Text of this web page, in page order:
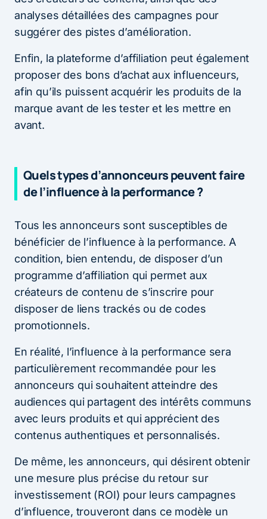
analyses détaillées des campagnes pour
suggérer des pistes d’amélioration.
Enfin, la plateforme d’affiliation peut également
proposer des bons d’achat aux influenceurs,
afin qu’ils puissent acquérir les produits de la
marque avant de les tester et les mettre en
avant.
Quels types d’annonceurs peuvent faire
de l’influence à la performance ?
Tous les annonceurs sont susceptibles de
bénéficier de l’influence à la performance. A
condition, bien entendu, de disposer d’un
programme d’affiliation qui permet aux
créateurs de contenu de s’inscrire pour
disposer de liens trackés ou de codes
promotionnels.
En réalité, l’influence à la performance sera
particulièrement recommandée pour les
annonceurs qui souhaitent atteindre des
audiences qui partagent des intérêts communs
avec leurs produits et qui apprécient des
contenus authentiques et personnalisés.
De même, les annonceurs, qui désirent obtenir
une mesure plus précise du retour sur
investissement (ROI) pour leurs campagnes
d’influence, trouveront dans ce modèle un